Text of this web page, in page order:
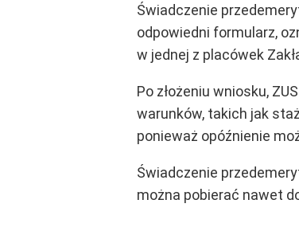
Świadczenie
odpowiedni formularz,
w jednej z placówek
Po złożeniu wniosku,
warunków, takich jak
ponieważ opóźnienie
Świadczenie
można pobierać nawet